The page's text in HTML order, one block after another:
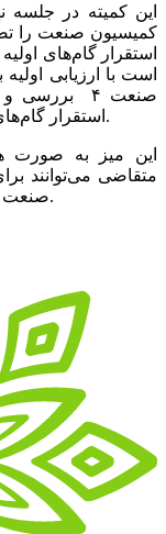
کمیسیون صنعت را
است با ارزیابی
صنعت ۴
استقرار گام‌های اولیه صنعت ۴ در آن بنگاه تولیدی ارائه شود.
این میز به صورت
متقاضی می‌توانند
صنعت اتاق ایران به شماره ۸۵۷۳۲۴۴۹ تماس بگیرند.